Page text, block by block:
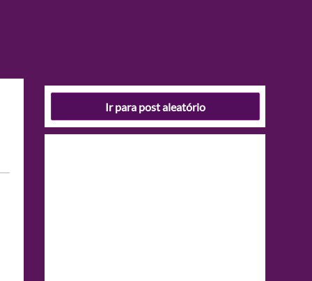
Ir para post aleatório